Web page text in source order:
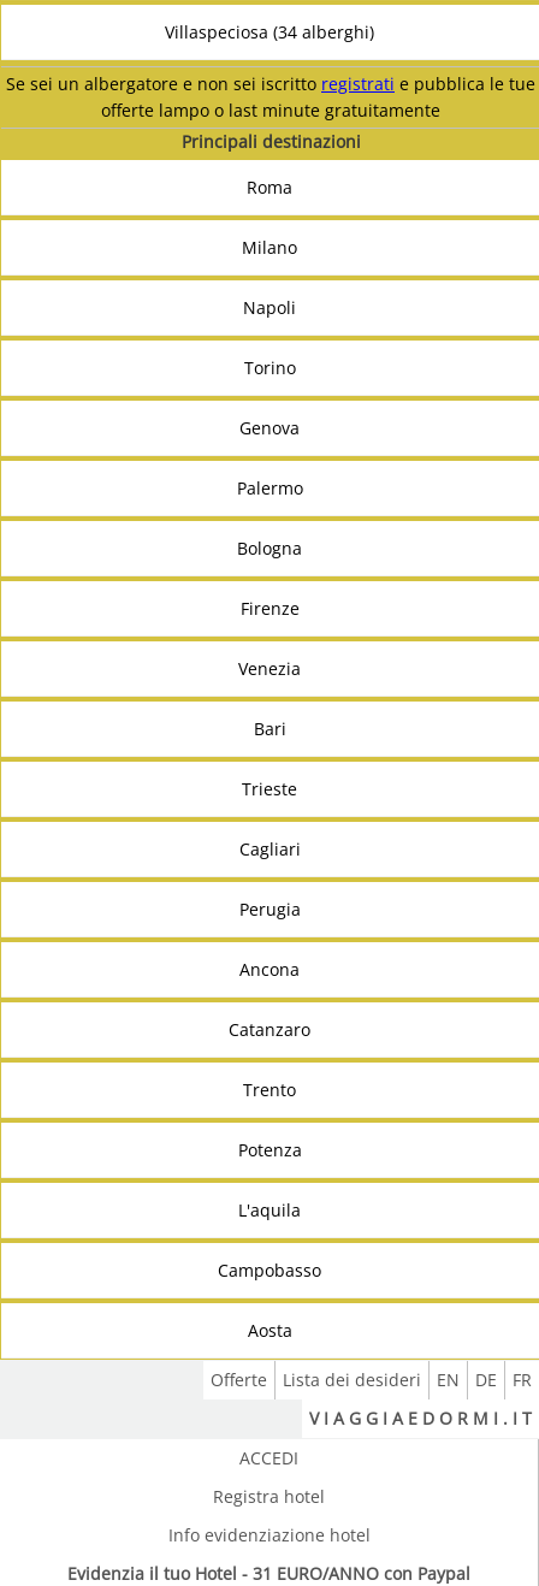
Villaspeciosa (34 alberghi)
Se sei un albergatore e non sei iscritto registrati e pubblica le tue
offerte lampo o last minute gratuitamente
Principali destinazioni
Roma
Milano
Napoli
Torino
Genova
Palermo
Bologna
Firenze
Venezia
Bari
Trieste
Cagliari
Perugia
Ancona
Catanzaro
Trento
Potenza
L'aquila
Campobasso
Aosta
FR
DE
EN
Lista dei desideri
Offerte
V I A G G I A E D O R M I . I T
ACCEDI
Registra hotel
Info evidenziazione hotel
Evidenzia il tuo Hotel - 31 EURO/ANNO con Paypal